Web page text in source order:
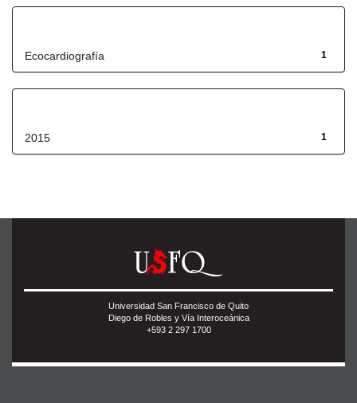
1
Ecocardiografía
1
2015
Universidad San Francisco de Quito
Diego de Robles y Vía Interoceánica
+593 2 297 1700